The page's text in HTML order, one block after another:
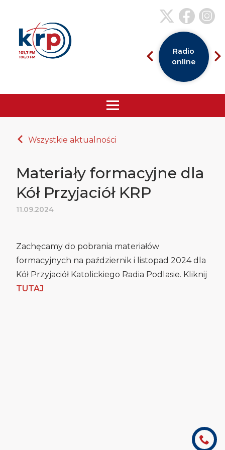
Radio
online
Wszystkie aktualności
Materiały formacyjne dla
Kół Przyjaciół KRP
11.09.2024
Zachęcamy do pobrania materiałów
formacyjnych na październik i listopad 2024 dla
Kół Przyjaciół Katolickiego Radia Podlasie. Kliknij
TUTAJ